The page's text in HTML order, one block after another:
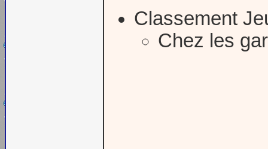
Classement
Chez les